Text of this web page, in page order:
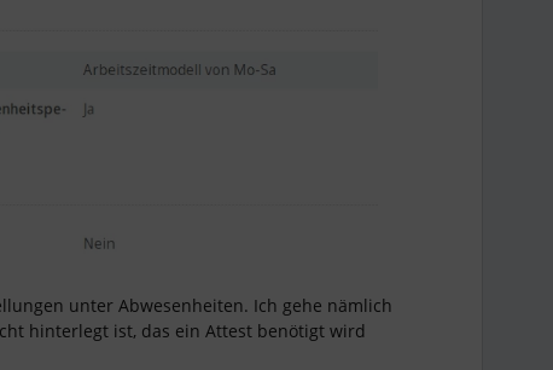
unter Abwesenheiten. Ich gehe nämlich
hinterlegt ist, das ein Attest benötigt wird